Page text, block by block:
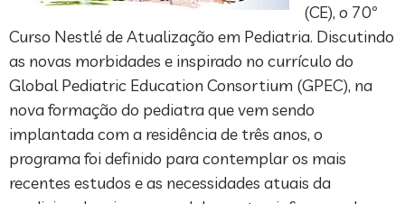
(CE), o 70º
Curso Nestlé de Atualização em Pediatria. Discutindo
as novas morbidades e inspirado no currículo do
Global Pediatric Education Consortium (GPEC), na
nova formação do pediatra que vem sendo
implantada com a residência de três anos, o
programa foi definido para contemplar os mais
recentes estudos e as necessidades atuais da